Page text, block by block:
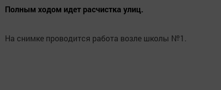
Полным ходом идет расчистка улиц.
На снимке проводится работа возле школы №1.